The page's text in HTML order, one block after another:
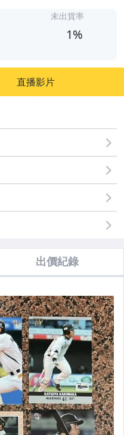
未出貨率
1%
直播影片
出價紀錄